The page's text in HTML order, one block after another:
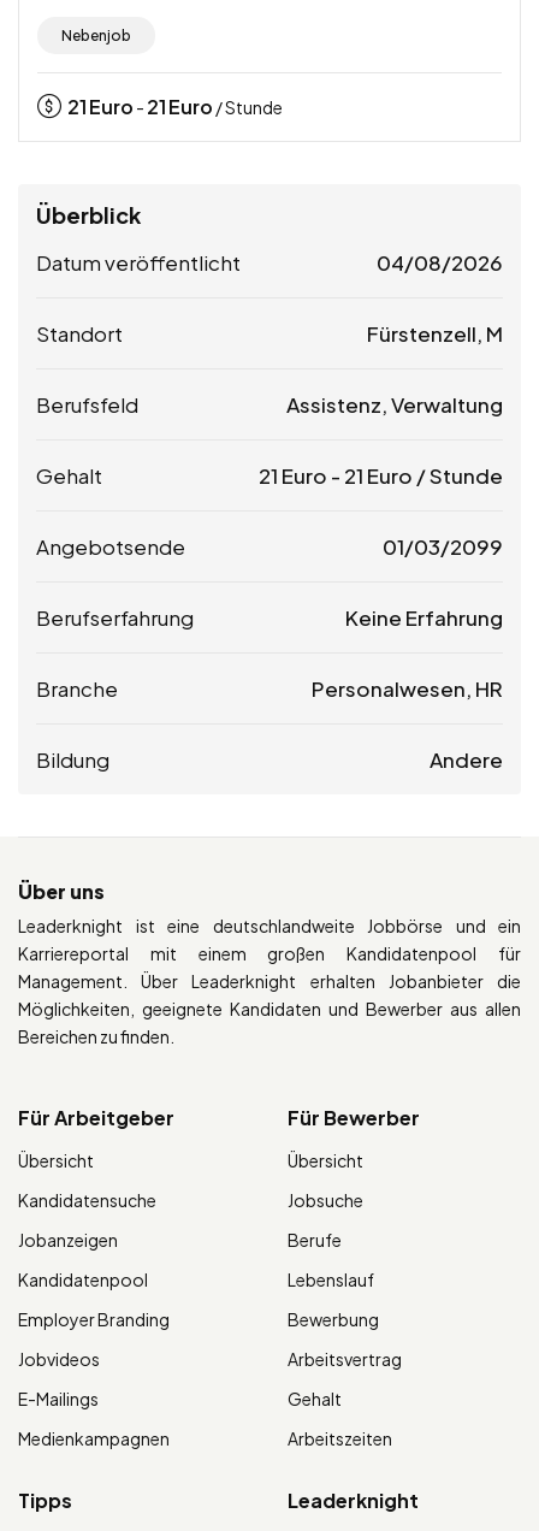
Nebenjob
21Euro - 21Euro / Stunde
Überblick
Datum veröffentlicht 04/08/2026
Standort Fürstenzell, M
Berufsfeld Assistenz, Verwaltung
Gehalt 21 Euro - 21 Euro / Stunde
Angebotsende 01/03/2099
Berufserfahrung Keine Erfahrung
Branche Personalwesen, HR
Bildung Andere
Über uns
Leaderknight ist eine deutschlandweite Jobbörse und ein
Karriereportal mit einem großen Kandidatenpool für
Management. Über Leaderknight erhalten Jobanbieter die
Möglichkeiten, geeignete Kandidaten und Bewerber aus allen
Bereichen zu finden.
Für Arbeitgeber
Übersicht
Kandidatensuche
Jobanzeigen
Kandidatenpool
Employer Branding
Jobvideos
E-Mailings
Medienkampagnen
Für Bewerber
Übersicht
Jobsuche
Berufe
Lebenslauf
Bewerbung
Arbeitsvertrag
Gehalt
Arbeitszeiten
Tipps Leaderknight